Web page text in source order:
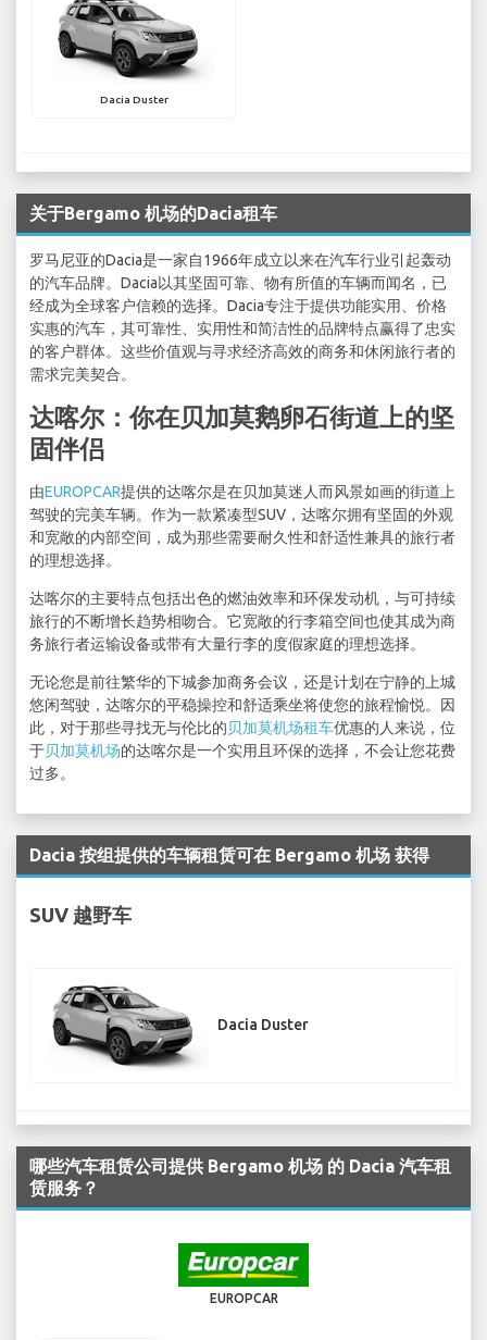
Dacia Duster
关于Bergamo 机场的Dacia租车
罗马尼亚的Dacia是一家自1966年成立以来在汽车行业引起轰动
的汽车品牌。Dacia以其坚固可靠、物有所值的车辆而闻名，已
经成为全球客户信赖的选择。Dacia专注于提供功能实用、价格
实惠的汽车，其可靠性、实用性和简洁性的品牌特点赢得了忠实
的客户群体。这些价值观与寻求经济高效的商务和休闲旅行者的
需求完美契合。
达喀尔：你在贝加莫鹅卵石街道上的坚
固伴侣
由EUROPCAR提供的达喀尔是在贝加莫迷人而风景如画的街道上
驾驶的完美车辆。作为一款紧凑型SUV，达喀尔拥有坚固的外观
和宽敞的内部空间，成为那些需要耐久性和舒适性兼具的旅行者
的理想选择。
达喀尔的主要特点包括出色的燃油效率和环保发动机，与可持续
旅行的不断增长趋势相吻合。它宽敞的行李箱空间也使其成为商
务旅行者运输设备或带有大量行李的度假家庭的理想选择。
无论您是前往繁华的下城参加商务会议，还是计划在宁静的上城
悠闲驾驶，达喀尔的平稳操控和舒适乘坐将使您的旅程愉悦。因
此，对于那些寻找无与伦比的贝加莫机场租车优惠的人来说，位
于贝加莫机场的达喀尔是一个实用且环保的选择，不会让您花费
过多。
Dacia 按组提供的车辆租赁可在 Bergamo 机场 获得
SUV 越野车
Dacia Duster
哪些汽车租赁公司提供 Bergamo 机场 的 Dacia 汽车租
赁服务？
EUROPCAR